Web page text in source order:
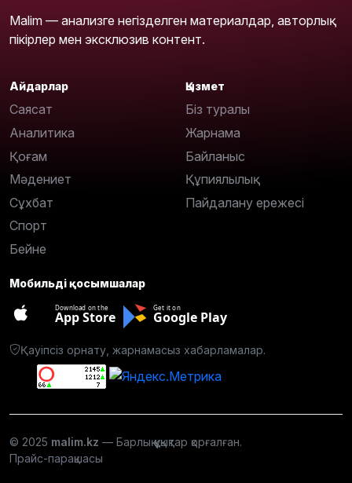
Malim — анализге негізделген материалдар, авторлық
пікірлер мен эксклюзив контент.
Айдарлар
Саясат
Аналитика
Қоғам
Мәдениет
Сұхбат
Спорт
Бейне
Қызмет
Біз туралы
Жарнама
Байланыс
Құпиялылық
Пайдалану ережесі
Мобильді қосымшалар
Download on the
App Store
Get it on
Google Play
Қауіпсіз орнату, жарнамасыз хабарламалар.
© 2025 malim.kz — Барлық құқықтар қорғалған.
Прайс-парақшасы